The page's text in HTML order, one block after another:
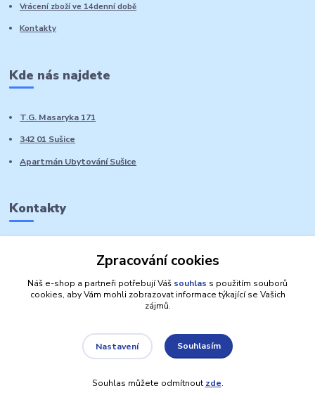
Vrácení zboží ve 14denní době
Kontakty
Kde nás najdete
T.G. Masaryka 171
342 01 Sušice
Apartmán Ubytování Sušice
Kontakty
Vytvořeno na
Eshop-rychle.cz
Zpracování cookies
Náš e-shop a partneři potřebují Váš souhlas s použitím souborů
cookies, aby Vám mohli zobrazovat informace týkající se Vašich
zájmů.
Nastavení Souhlasím
Souhlas můžete odmítnout zde.